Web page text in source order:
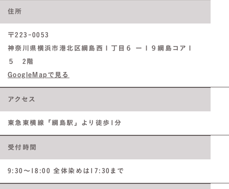
住所
〒223-0053
神奈川県横浜市港北区綱島西１丁目６ ー１９綱島コア１
５ 2階
GoogleMapで見る
アクセス
東急東横線「綱島駅」より徒歩1分
受付時間
9:30～18:00 全体染めは17:30まで